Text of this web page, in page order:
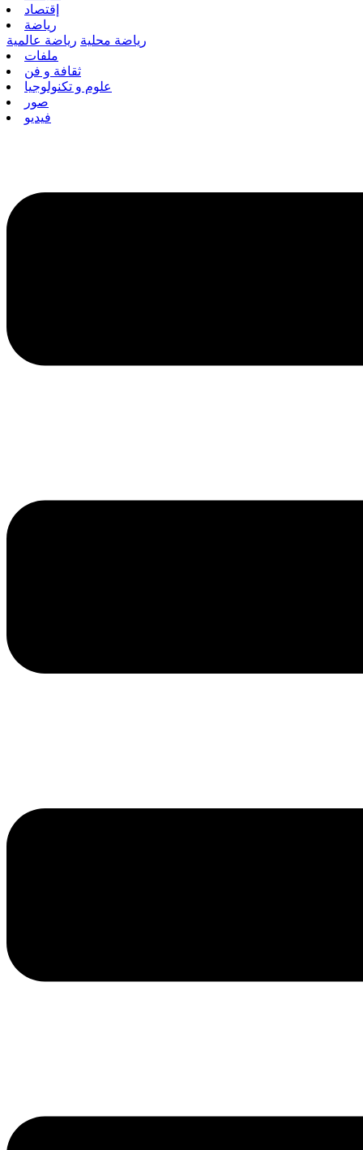
إقتصاد
رياضة
رياضة محلية رياضة عالمية
ملفات
ثقافة و فن
علوم و تكنولوجيا
صور
فيديو